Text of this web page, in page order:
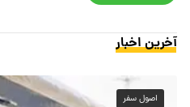
آخرین اخبار
اصول سفر